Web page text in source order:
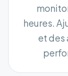
heures.
et des